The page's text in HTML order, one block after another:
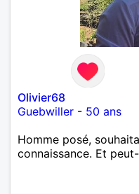
Olivier68
Guebwiller - 50 ans
Homme posé,
connaissance. Et